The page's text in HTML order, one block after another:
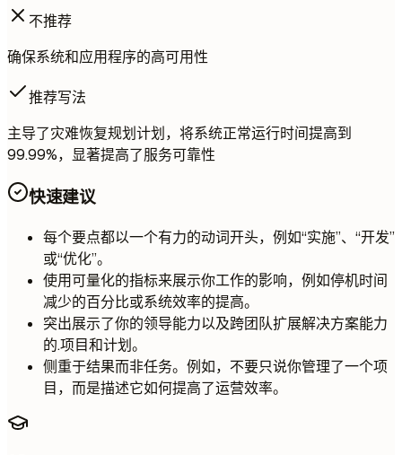
不推荐
确保系统和应用程序的高可用性
推荐写法
主导了灾难恢复规划计划，将系统正常运行时间提高到
99.99%，显著提高了服务可靠性
快速建议
每个要点都以一个有力的动词开头，例如“实施”、“开发”
或“优化”。
使用可量化的指标来展示你工作的影响，例如停机时间
减少的百分比或系统效率的提高。
突出展示了你的领导能力以及跨团队扩展解决方案能力
的.项目和计划。
侧重于结果而非任务。例如，不要只说你管理了一个项
目，而是描述它如何提高了运营效率。